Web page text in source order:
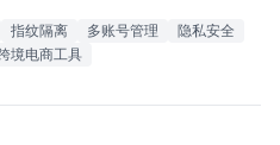
指纹隔离 多账号管理
隐私安全
境电商工具